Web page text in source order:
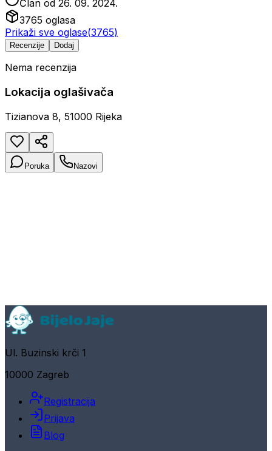
Član od 26. 09. 2024.
3765 oglasa
Prikaži sve oglase(3765)
Recenzije Dodaj
Nema recenzija
Lokacija oglašivača
Tizianova 8, 51000 Rijeka
Poruka Nazovi
Ul. Buzinski krči 1
10000 Zagreb
Registracija
Prijava
Blog